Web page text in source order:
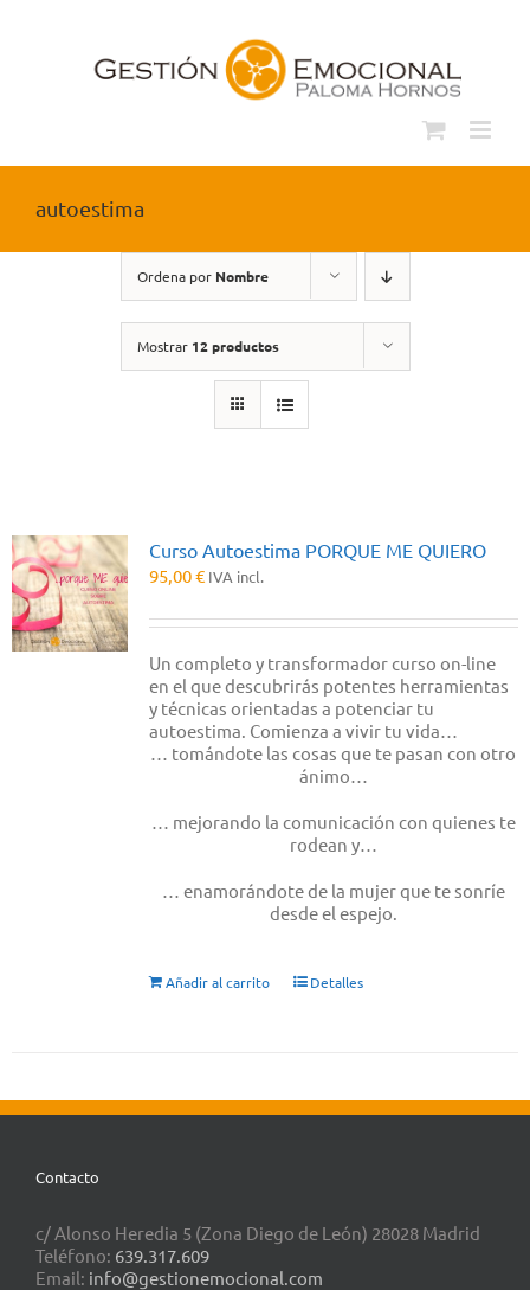
autoestima
Ordena por Nombre
Mostrar 12 productos
Curso Autoestima PORQUE ME QUIERO
95,00€ IVA incl.
Un completo y transformador curso on-line
en el que descubrirás potentes herramientas
y técnicas orientadas a potenciar tu
autoestima. Comienza a vivir tu vida…
… tomándote las cosas que te pasan con otro
ánimo…
… mejorando la comunicación con quienes te
rodean y…
… enamorándote de la mujer que te sonríe
desde el espejo.
Añadir al carrito Detalles
Contacto
c/ Alonso Heredia 5 (Zona Diego de León) 28028 Madrid
Teléfono: 639.317.609
Email: info@gestionemocional.com